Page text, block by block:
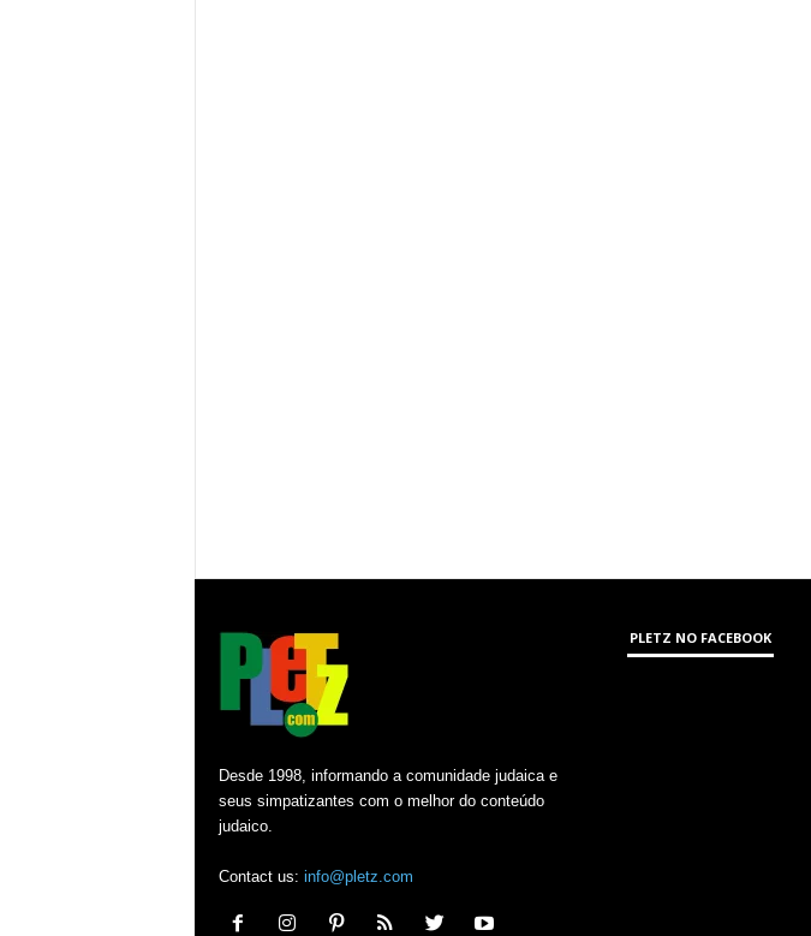
Desde 1998, informando a comunidade judaica e
seus simpatizantes com o melhor do conteúdo
judaico.
Contact us: info@pletz.com
PLETZ NO FACEBOOK